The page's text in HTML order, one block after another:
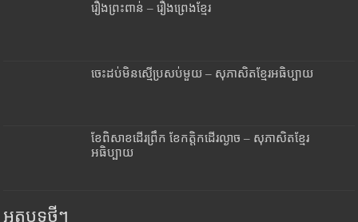
រឿងព្រះពាន់ – រឿងព្រេងខ្មែរ
ចេះដប់មិនស្មើប្រសប់មួយ – សុភាសិតខ្មែរអធិប្បាយ
ខែពិសាខដើរព្រឹក ខែកត្តិកដើរល្ងាច – សុភាសិតខ្មែរ
អធិប្បាយ
អត្ថបទថ្មីៗ